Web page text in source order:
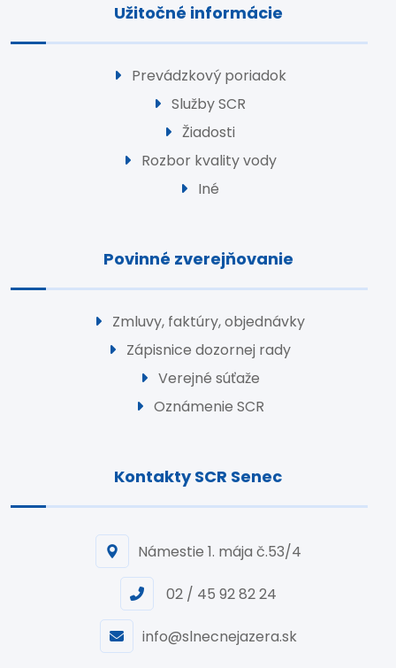
Užitočné informácie
Prevádzkový poriadok
Služby SCR
Žiadosti
Rozbor kvality vody
Iné
Povinné zverejňovanie
Zmluvy, faktúry, objednávky
Zápisnice dozornej rady
Verejné súťaže
Oznámenie SCR
Kontakty SCR Senec
Námestie 1. mája č.53/4
02 / 45 92 82 24
info@slnecnejazera.sk